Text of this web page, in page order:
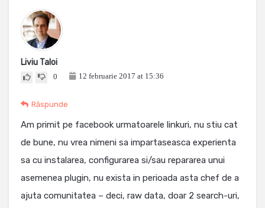
Liviu Taloi
0 12 februarie 2017 at 15:36
Răspunde
Am primit pe facebook urmatoarele linkuri, nu stiu cat
de bune, nu vrea nimeni sa impartaseasca experienta
sa cu instalarea, configurarea si/sau repararea unui
asemenea plugin, nu exista in perioada asta chef de a
ajuta comunitatea – deci, raw data, doar 2 search-uri,